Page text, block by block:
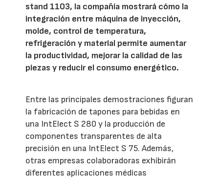
stand 1103, la compañía mostrará cómo la
integración entre máquina de inyección,
molde, control de temperatura,
refrigeración y material permite aumentar
la productividad, mejorar la calidad de las
piezas y reducir el consumo energético.
Entre las principales demostraciones figuran
la fabricación de tapones para bebidas en
una IntElect S 280 y la producción de
componentes transparentes de alta
precisión en una IntElect S 75. Además,
otras empresas colaboradoras exhibirán
diferentes aplicaciones médicas